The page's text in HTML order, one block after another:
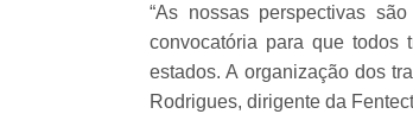
“As nossas perspectivas
convocatória para que todos
estados. A organização dos
Rodrigues, dirigente da